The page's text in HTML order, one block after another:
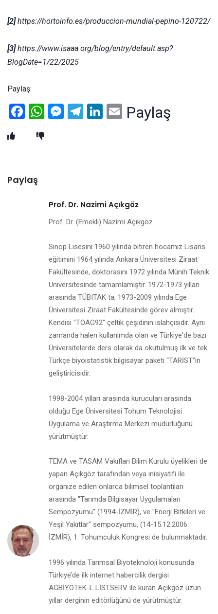
[2] https://hortoinfo.es/produccion-mundial-pepino-120722/
[3] https://www.isaaa.org/blog/entry/default.asp?
BlogDate=1/22/2025
Paylaş:
Facebook
WhatsApp
Messenger
Telegram
LinkedIn
Email
Paylaş
Paylaş
Prof. Dr. Nazimi Açıkgöz
Prof. Dr. (Emekli) Nazimi Açıkgöz
Sinop Lisesini 1960 yılında bitiren hocamız Lisans
eğitimini 1964 yılında Ankara Üniversitesi Ziraat
Fakültesinde, doktorasını 1972 yılında Münih Teknik
Üniversitesinde tamamlamıştır. 1972-1973 yılları
arasında TÜBITAK ta, 1973-2009 yılında Ege
Üniversitesi Ziraat Fakültesinde görev almıştır.
Kendisi "TOAG92" çeltik çeşidinin ıslahçısıdır. Aynı
zamanda halen kullanımda olan ve Türkiye'de bazı
Üniversitelerde ders olarak da okutulmuş ilk ve tek
Türkçe biyoistatistik bilgisayar paketi “TARİST”in
geliştiricisidir.
1998-2004 yılları arasında kurucuları arasında
olduğu Ege Üniversitesi Tohum Teknolojisi
Uygulama ve Araştırma Merkezi müdürlüğünü
yürütmüştür.
TEMA ve TASAM Vakıfları Bilim Kurulu üyelikleri de
yapan Açıkgöz tarafından veya inisiyatifi ile
organize edilen onlarca bilimsel toplantıları
arasında "Tarımda Bilgisayar Uygulamaları
Sempozyumu" (1994-İZMİR), ve "Enerji Bitkileri ve
Yeşil Yakıtlar" sempozyumu, (14-15.12.2006
İZMİR), 1. Tohumculuk Kongresi de bulunmaktadır.
1996 yılında Tarımsal Biyoteknoloji konusunda
Türkiye’de ilk internet habercilik dergisi
AGBİYOTEK-L LİSTSERV ile kuran Açıkgöz uzun
yıllar derginin editörlüğünü de yürütmüştür.